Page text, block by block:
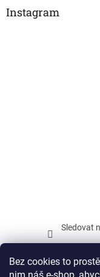
Bez cookies to
Instagram
Sledovat
Facebook